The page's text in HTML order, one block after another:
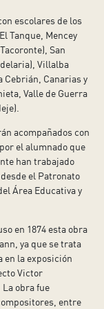
escolares de los
Tanque, Mencey
San
Villalba
Cebrián, Canarias y
Valle de Guerra
acompañados con
el alumnado que
han trabajado
el Patronato
Área Educativa y
en 1874 esta obra
ya que se trata
en la exposición
Victor
obra fue
entre